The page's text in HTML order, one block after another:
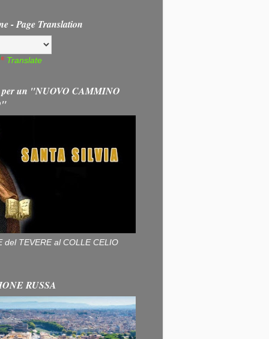
- Page Translation
Translate
per un "NUOVO CAMMINO
del TEVERE al COLLE CELIO
RUSSA